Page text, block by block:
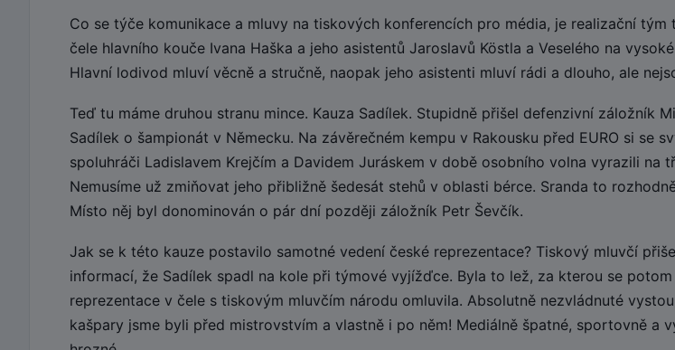
Co se týče komunikace a mluvy na tiskových konferencích pro média, je realizační tým
čele hlavního kouče Ivana Haška a jeho asistentů Jaroslavů Köstla a Veselého na
Hlavní lodivod mluví věcně a stručně, naopak jeho asistenti mluví rádi a dlouho, ale
Teď tu máme druhou stranu mince. Kauza Sadílek. Stupidně přišel defenzivní záložník
Sadílek o šampionát v Německu. Na závěrečném kempu v Rakousku před EURO si se
spoluhráči Ladislavem Krejčím a Davidem Juráskem v době osobního volna vyrazili na
Nemusíme už zmiňovat jeho přibližně šedesát stehů v oblasti bérce. Sranda to
Místo něj byl donominován o pár dní později záložník Petr Ševčík.
Jak se k této kauze postavilo samotné vedení české reprezentace? Tiskový mluvčí
informací, že Sadílek spadl na kole při týmové vyjížďce. Byla to lež, za kterou se potom
reprezentace v čele s tiskovým mluvčím národu omluvila. Absolutně nezvládnuté
kašpary jsme byli před mistrovstvím a vlastně i po něm! Mediálně špatné, sportovně a